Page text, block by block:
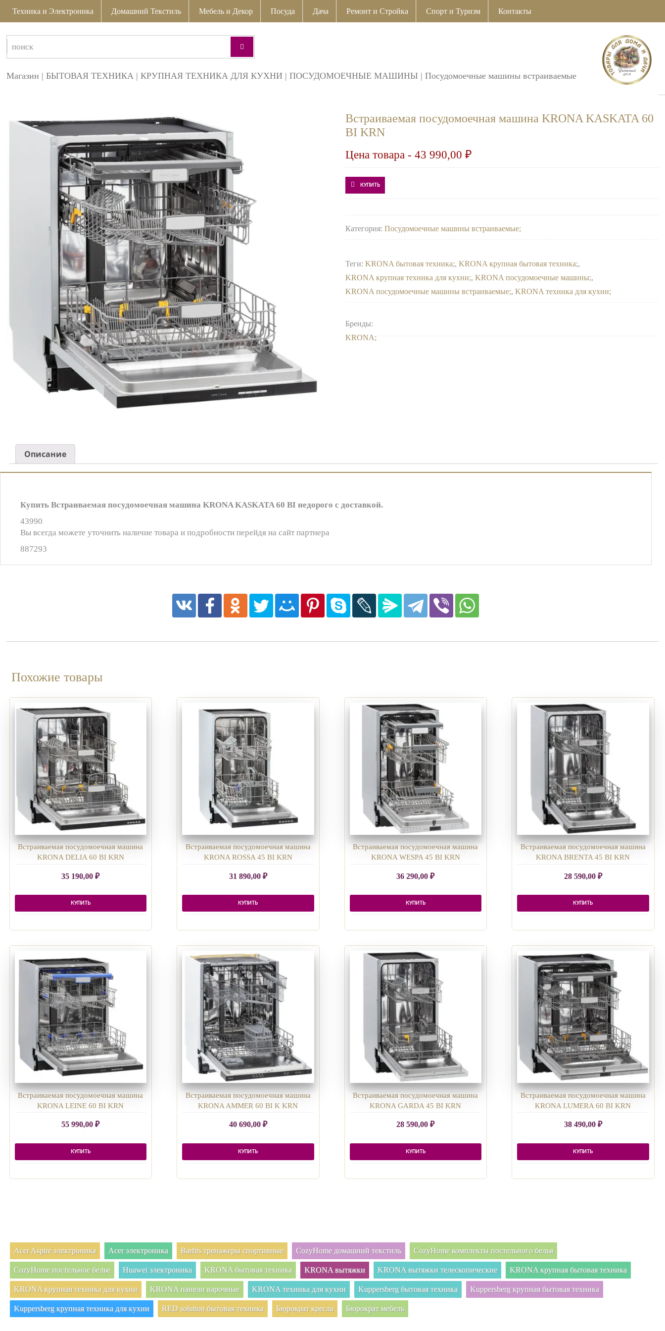
Техника и Электроника Домашний Текстиль Мебель и Декор Посуда Дача Ремонт и Стройка Спорт и Туризм Контакты
Магазин |БЫТОВАЯ ТЕХНИКА |КРУПНАЯ ТЕХНИКА ДЛЯ КУХНИ |ПОСУДОМОЕЧНЫЕ МАШИНЫ |Посудомоечные машины встраиваемые
Встраиваемая посудомоечная машина KRONA KASKATA 60
BI KRN
Цена товара -43 990,00₽
КУПИТЬ
Категория:Посудомоечные машины встраиваемые
Теги:KRONA бытовая техника ,KRONA крупная бытовая техника ,
KRONA крупная техника для кухни ,KRONA посудомоечные машины ,
KRONA посудомоечные машины встраиваемые ,KRONA техника для кухни
Бренды:
KRONA
Описание
Купить Встраиваемая посудомоечная машина KRONA KASKATA 60 BI недорого с доставкой.
43990
Вы всегда можете уточнить наличие товара и подробности перейдя на сайт партнера
887293
Похожие товары
Встраиваемая посудомоечная машина
KRONA DELIA 60 BI KRN
35 190,00₽
КУПИТЬ
Встраиваемая посудомоечная машина
KRONA ROSSA 45 BI KRN
31 890,00 ₽
КУПИТЬ
Встраиваемая посудомоечная машина
KRONA WESPA 45 BI KRN
36 290,00₽
КУПИТЬ
Встраиваемая посудомоечная машина
KRONA BRENTA 45 BI KRN
28 590,00 ₽
КУПИТЬ
Встраиваемая посудомоечная машина
KRONA LEINE 60 BI KRN
55 990,00₽
КУПИТЬ
Встраиваемая посудомоечная машина
KRONA AMMER 60 BI K KRN
40 690,00 ₽
КУПИТЬ
Встраиваемая посудомоечная машина
KRONA GARDA 45 BI KRN
28 590,00₽
КУПИТЬ
Встраиваемая посудомоечная машина
KRONA LUMERA 60 BI KRN
38 490,00 ₽
КУПИТЬ
Acer Aspire электроника Acer электроника Barfits тренажеры спортивные CozyHome домашний текстиль CozyHome комплекты постельного белья
CozyHome постельное белье Huawei электроника KRONA бытовая техника KRONA вытяжки KRONA вытяжки телескопические KRONA крупная бытовая техника
KRONA крупная техника для кухни KRONA панели варочные KRONA техника для кухни Kuppersberg бытовая техника Kuppersberg крупная бытовая техника
Kuppersberg крупная техника для кухни RED solution бытовая техника Бюрократ кресла Бюрократ мебель